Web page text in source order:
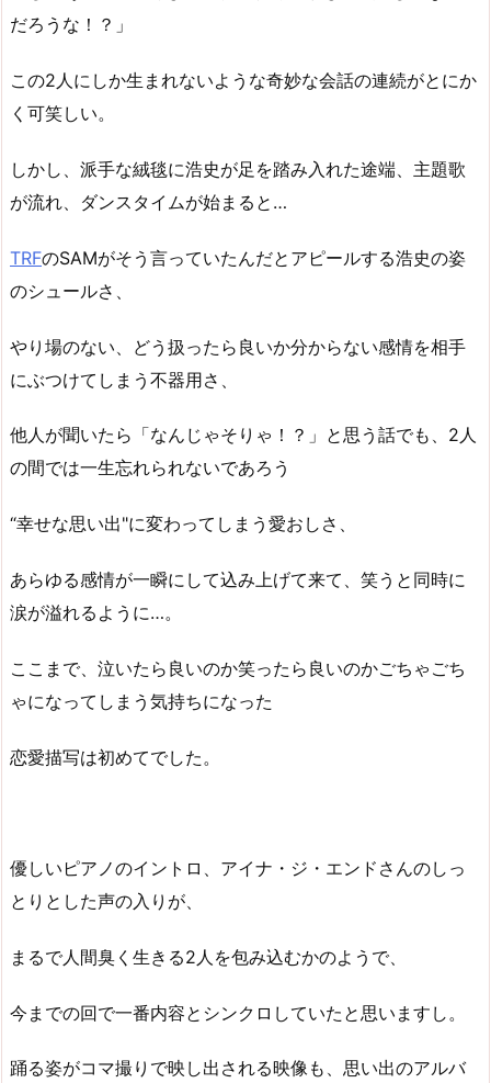
だろうな！？」
この2人にしか生まれないような奇妙な会話の連続がとにか
く可笑しい。
しかし、派手な絨毯に浩史が足を踏み入れた途端、主題歌
が流れ、ダンスタイムが始まると…
TRFのSAMがそう言っていたんだとアピールする浩史の姿
のシュールさ、
やり場のない、どう扱ったら良いか分からない感情を相手
にぶつけてしまう不器用さ、
他人が聞いたら「なんじゃそりゃ！？」と思う話でも、2人
の間では一生忘れられないであろう
“幸せな思い出"に変わってしまう愛おしさ、
あらゆる感情が一瞬にして込み上げて来て、笑うと同時に
涙が溢れるように…。
ここまで、泣いたら良いのか笑ったら良いのかごちゃごち
ゃになってしまう気持ちになった
恋愛描写は初めてでした。
優しいピアノのイントロ、アイナ・ジ・エンドさんのしっ
とりとした声の入りが、
まるで人間臭く生きる2人を包み込むかのようで、
今までの回で一番内容とシンクロしていたと思いますし。
踊る姿がコマ撮りで映し出される映像も、思い出のアルバ